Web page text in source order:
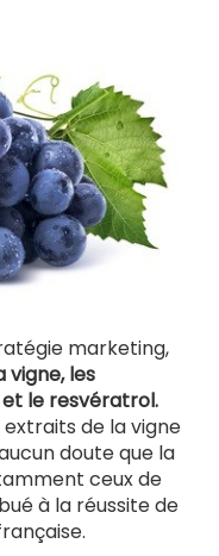
marketing,
vigne, les
le resvératrol.
de la vigne
doute que la
ceux de
à la réussite de